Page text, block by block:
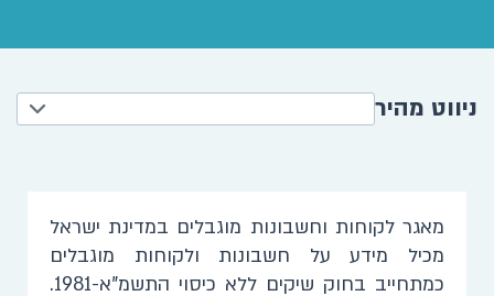
ניווט מהיר
מאגר לקוחות וחשבונות מוגבלים במדינת ישראל
מכיל מידע על חשבונות ולקוחות מוגבלים
כמתחייב בחוק שיקים ללא כיסוי התשמ"א-1981.